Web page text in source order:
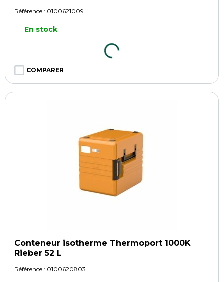
Référence : 0100621009
En stock
COMPARER
Conteneur isotherme Thermoport 1000K
Rieber 52 L
Référence : 0100620803